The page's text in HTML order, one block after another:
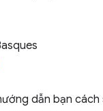
dẫn bạn